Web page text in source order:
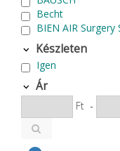
Becht
BIEN AIR Surgery
Bode Chemie
Cardex
Carlo de Giorgi srl
CATTANI SpA
CAVEX
Cefla S.C.
CEMM Dental
Készleten
Igen
Ár
Ft -